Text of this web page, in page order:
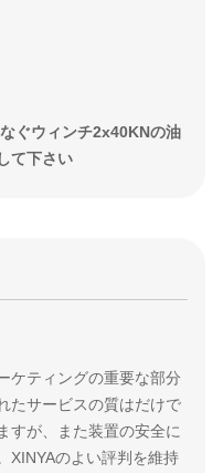
ぐウィンチ2x40KNの油
て下さい
ケティングの重要な部分
たサービスの質はだけで
すが、また装置の安全に
XINYAのよい評判を維持